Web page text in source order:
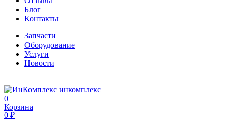
Блог
Контакты
Запчасти
Оборудование
Услуги
Новости
инкомплекс
0
Корзина
0 ₽